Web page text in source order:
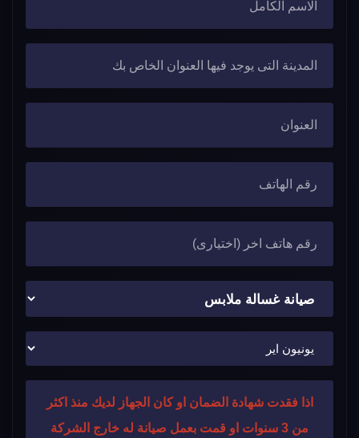
اذا فقدت شهادة الضمان او كان الجهاز لديك منذ اكثر
من 3 سنوات او قمت بعمل صيانة له خارج الشركة